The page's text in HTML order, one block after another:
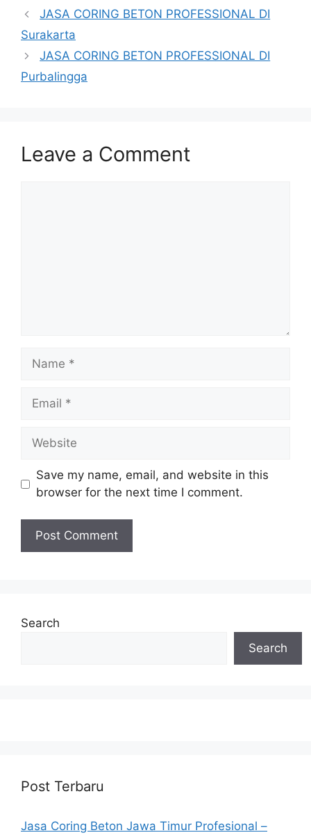
JASA CORING BETON PROFESSIONAL DI
Surakarta
JASA CORING BETON PROFESSIONAL DI
Purbalingga
Leave a Comment
Name
Email
Website
Save my name, email, and website in this
browser for the next time I comment.
Search
Search
Post Terbaru
Jasa Coring Beton Jawa Timur Profesional –